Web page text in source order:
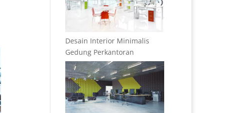
Desain Interior Minimalis
Gedung Perkantoran